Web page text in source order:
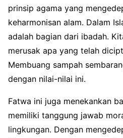
prinsip agama yang
keharmonisan alam. Dalam
adalah bagian dari ibadah.
merusak apa yang telah
Membuang sampah
dengan nilai-nilai ini.
Fatwa ini juga menekankan
memiliki tanggung jawab
lingkungan. Dengan